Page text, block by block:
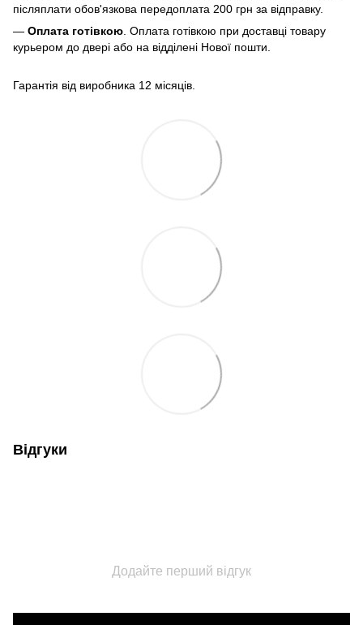
післяплати обов'язкова передоплата 200 грн за відправку.
— Оплата готівкою . Оплата готівкою при доставці товару
курьером до двері або на відділені Нової пошти.
Гарантія від виробника 12 місяців.
Відгуки
Додайте перший відгук